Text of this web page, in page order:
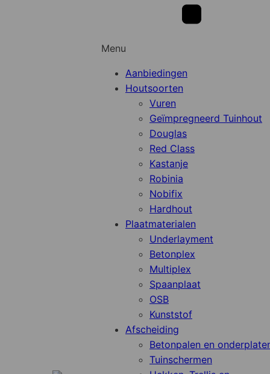
Menu
Aanbiedingen
Houtsoorten
Vuren
Geïmpregneerd Tuinhout
Douglas
Red Class
Kastanje
Robinia
Nobifix
Hardhout
Plaatmaterialen
Underlayment
Betonplex
Multiplex
Spaanplaat
OSB
Kunststof
Afscheiding
Betonpalen en
Tuinschermen